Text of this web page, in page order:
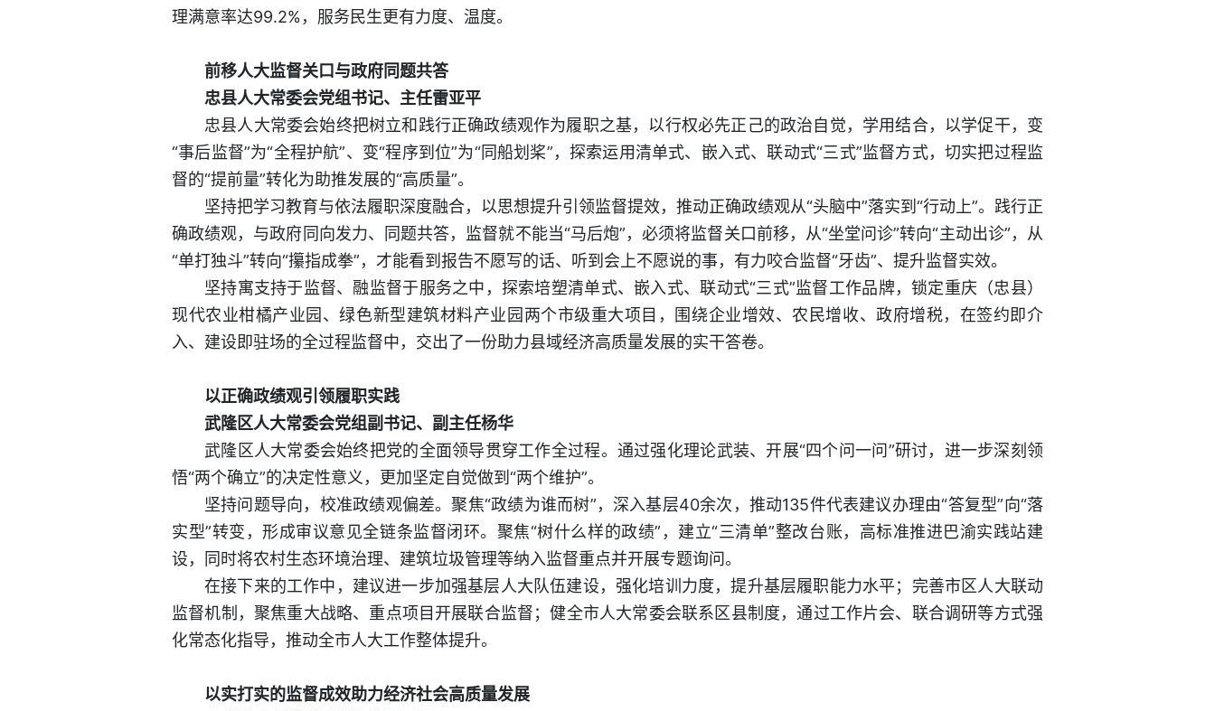
理满意率达99.2%，服务民生更有力度、温度。
前移人大监督关口与政府同题共答
忠县人大常委会党组书记、主任雷亚平
忠县人大常委会始终把树立和践行正确政绩观作为履职之基，以行权必先正己的政治自觉，学用结合，以学促干，变
“事后监督”为“全程护航”、变“程序到位”为“同船划桨”，探索运用清单式、嵌入式、联动式“三式”监督方式，切实把过程监
督的“提前量”转化为助推发展的“高质量”。
坚持把学习教育与依法履职深度融合，以思想提升引领监督提效，推动正确政绩观从“头脑中”落实到“行动上”。践行正
确政绩观，与政府同向发力、同题共答，监督就不能当“马后炮”，必须将监督关口前移，从“坐堂问诊”转向“主动出诊”，从
“单打独斗”转向“攥指成拳”，才能看到报告不愿写的话、听到会上不愿说的事，有力咬合监督“牙齿”、提升监督实效。
坚持寓支持于监督、融监督于服务之中，探索培塑清单式、嵌入式、联动式“三式”监督工作品牌，锁定重庆（忠县）
现代农业柑橘产业园、绿色新型建筑材料产业园两个市级重大项目，围绕企业增效、农民增收、政府增税，在签约即介
入、建设即驻场的全过程监督中，交出了一份助力县域经济高质量发展的实干答卷。
以正确政绩观引领履职实践
武隆区人大常委会党组副书记、副主任杨华
武隆区人大常委会始终把党的全面领导贯穿工作全过程。通过强化理论武装、开展“四个问一问”研讨，进一步深刻领
悟“两个确立”的决定性意义，更加坚定自觉做到“两个维护”。
坚持问题导向，校准政绩观偏差。聚焦“政绩为谁而树”，深入基层40余次，推动135件代表建议办理由“答复型”向“落
实型”转变，形成审议意见全链条监督闭环。聚焦“树什么样的政绩”，建立“三清单”整改台账，高标准推进巴渝实践站建
设，同时将农村生态环境治理、建筑垃圾管理等纳入监督重点并开展专题询问。
在接下来的工作中，建议进一步加强基层人大队伍建设，强化培训力度，提升基层履职能力水平；完善市区人大联动
监督机制，聚焦重大战略、重点项目开展联合监督；健全市人大常委会联系区县制度，通过工作片会、联合调研等方式强
化常态化指导，推动全市人大工作整体提升。
以实打实的监督成效助力经济社会高质量发展